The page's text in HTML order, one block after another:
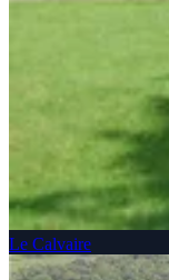
Le Calvaire